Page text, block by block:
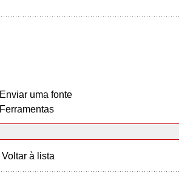
Enviar uma fonte
Ferramentas
Voltar à lista